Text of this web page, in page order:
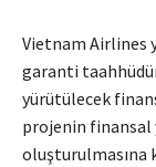
Vietnam Airlines
garanti
yürütülecek
projenin finansal
oluşturulmasına